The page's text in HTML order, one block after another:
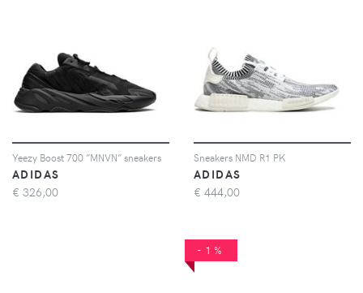
Yeezy Boost 700 ”MNVN” sneakers
ADIDAS
€ 326,00
Sneakers NMD R1 PK
ADIDAS
€ 444,00
-1%